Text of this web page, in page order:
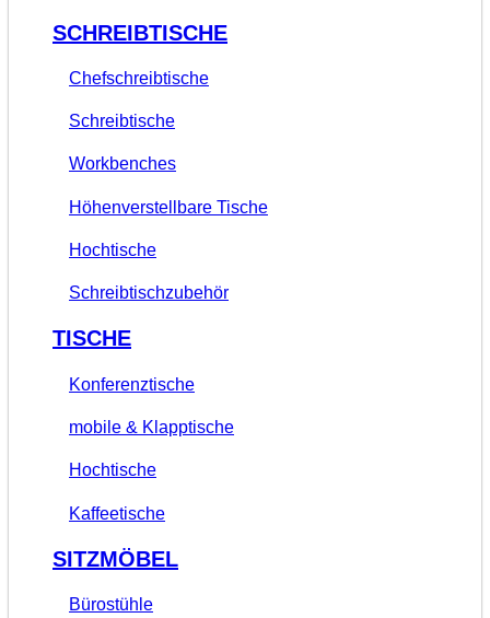
SCHREIBTISCHE
Chefschreibtische
Schreibtische
Workbenches
Höhenverstellbare Tische
Hochtische
Schreibtischzubehör
TISCHE
Konferenztische
mobile & Klapptische
Hochtische
Kaffeetische
SITZMÖBEL
Bürostühle